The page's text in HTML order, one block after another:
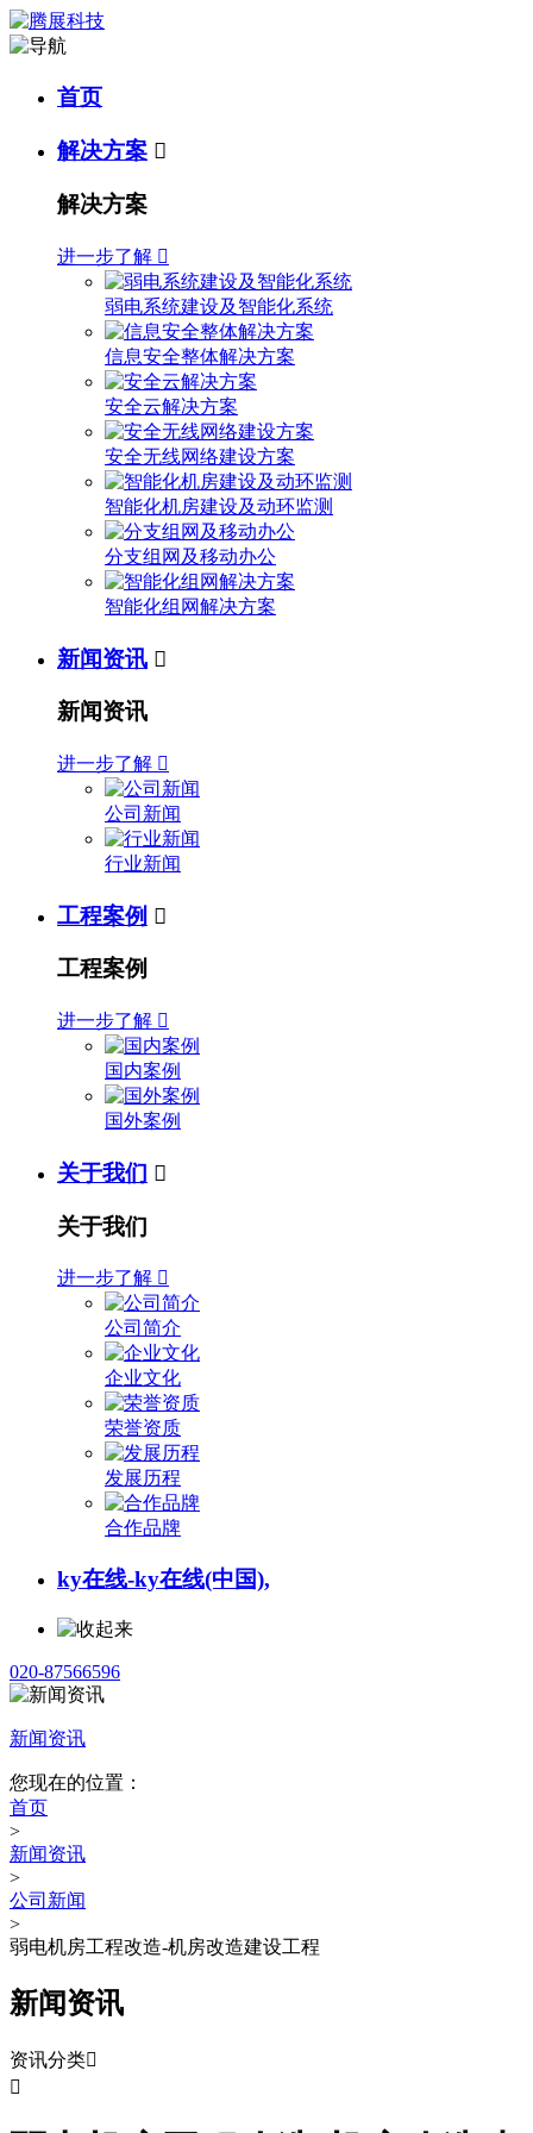
首页
解决方案 
解决方案
进一步了解 
弱电系统建设及智能化系统
信息安全整体解决方案
安全云解决方案
安全无线网络建设方案
智能化机房建设及动环监测
分支组网及移动办公
智能化组网解决方案
新闻资讯 
新闻资讯
进一步了解 
公司新闻
行业新闻
工程案例 
工程案例
进一步了解 
国内案例
国外案例
关于我们 
关于我们
进一步了解 
公司简介
企业文化
荣誉资质
发展历程
合作品牌
ky在线-ky在线(中国),
020-87566596
新闻资讯
您现在的位置：
首页
>
新闻资讯
>
公司新闻
>
弱电机房工程改造-机房改造建设工程
新闻资讯
资讯分类
